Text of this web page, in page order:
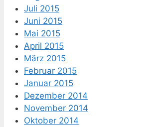
Juli 2015
Juni 2015
Mai 2015
April 2015
März 2015
Februar 2015
Januar 2015
Dezember 2014
November 2014
Oktober 2014